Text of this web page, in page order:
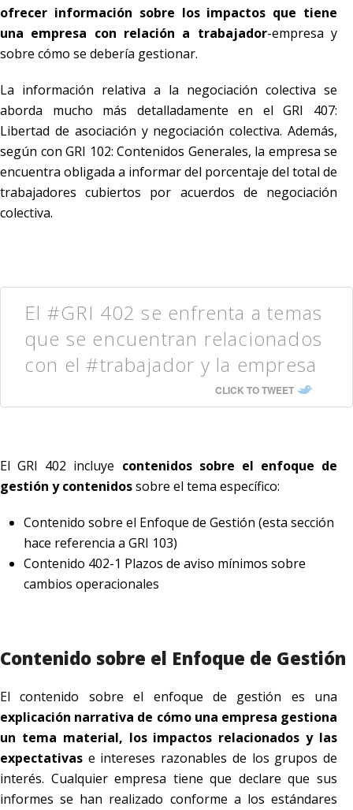
ofrecer información sobre los impactos que tiene
una empresa con relación a trabajador-empresa y
sobre cómo se debería gestionar.
La información relativa a la negociación colectiva se
aborda mucho más detalladamente en el GRI 407:
Libertad de asociación y negociación colectiva. Además,
según con GRI 102: Contenidos Generales, la empresa se
encuentra obligada a informar del porcentaje del total de
trabajadores cubiertos por acuerdos de negociación
colectiva.
El #GRI 402 se enfrenta a temas
que se encuentran relacionados
con el #trabajador y la empresa
CLICK TO TWEET
El GRI 402 incluye contenidos sobre el enfoque de
gestión y contenidossobre el tema específico:
Contenido sobre el Enfoque de Gestión (esta sección
hace referencia a GRI 103)
Contenido 402-1 Plazos de aviso mínimos sobre
cambios operacionales
Contenido sobre el Enfoque de Gestión
El contenido sobre el enfoque de gestión es una
explicación narrativa de cómo una empresa gestiona
un tema material, los impactos relacionados y las
expectativas e intereses razonables de los grupos de
interés. Cualquier empresa tiene que declare que sus
informes se han realizado conforme a los estándares